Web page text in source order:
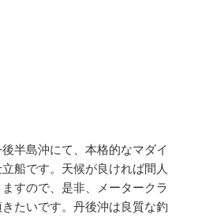
半島沖にて、本格的なマダイ
船です。天候が良ければ間人
すので、是非、メータークラ
たいです。丹後沖は良質な釣